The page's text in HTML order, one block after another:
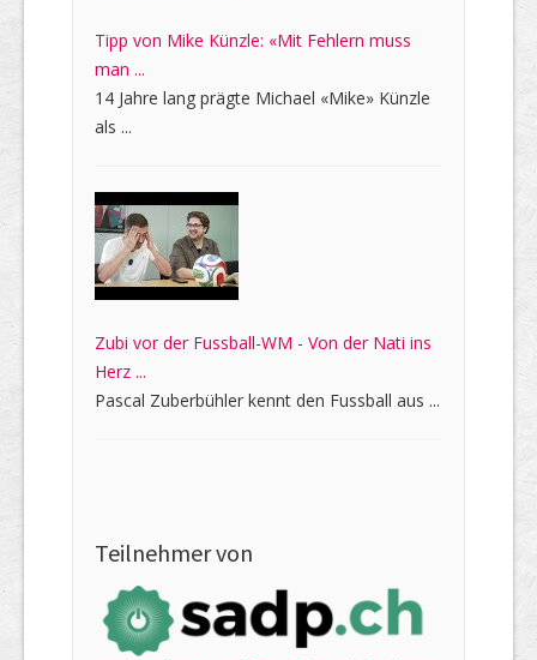
Tipp von Mike Künzle: «Mit Fehlern muss
man ...
14 Jahre lang prägte Michael «Mike» Künzle
als ...
Zubi vor der Fussball-WM - Von der Nati ins
Herz ...
Pascal Zuberbühler kennt den Fussball aus ...
Teilnehmer von